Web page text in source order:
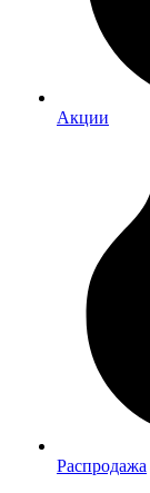
Акции
Распродажа